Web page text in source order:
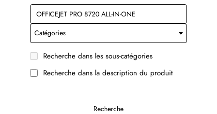
Recherche dans les sous-catégories
Recherche dans la description du produit
Recherche